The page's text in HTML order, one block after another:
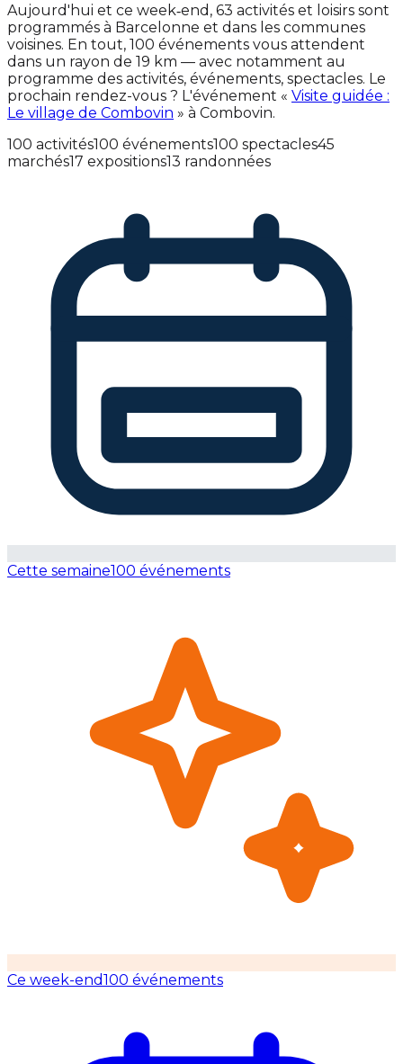
Aujourd'hui et ce week‑end, 63 activités et loisirs sont
programmés à Barcelonne et dans les communes
voisines. En tout, 100 événements vous attendent
dans un rayon de 19 km — avec notamment au
programme des activités, événements, spectacles. Le
prochain rendez-vous ? L'événement « Visite guidée :
Le village de Combovin » à Combovin.
100 activités100 événements100 spectacles45
marchés17 expositions13 randonnées
Cette semaine100 événements
Ce week-end100 événements